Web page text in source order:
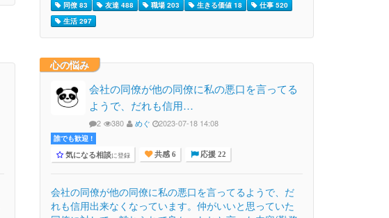
同僚 83
友達 488 職場 203 生きる価値 18
仕事 520
生活 297
心の悩み
会社の同僚が他の同僚に私の悪口を言ってる
ようで、だれも信用…
2 380 めぐ 2023-07-18 14:08
誰でも歓迎 !
気になる相談に登録 共感 6 応援 22
会社の同僚が他の同僚に私の悪口を言ってるようで、だ
れも信用出来なくなっています。仲がいいと思っていた